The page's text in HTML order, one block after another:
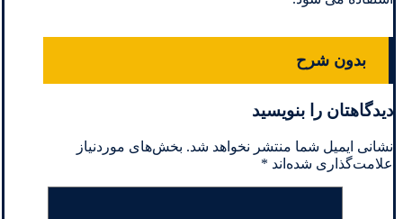
بدون شرح
دیدگاهتان را بنویسید
نشانی ایمیل شما منتشر نخواهد شد. بخش‌های موردنیاز
علامت‌گذاری شده‌اند *